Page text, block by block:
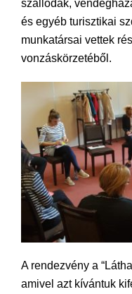
szállodák,
és egyéb turisztikai
munkatársai vettek
vonzáskörzetéből.
A rendezvény a
amivel azt kívántuk